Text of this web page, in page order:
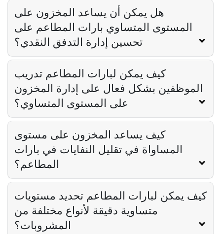
هل يمكن أن يساعد المخزون على
المستوى المتساوي بارات المطاعم على
تحسين إدارة التدفق النقدي؟
كيف يمكن لبارات المطاعم تدريب
الموظفين بشكل فعال على إدارة المخزون
على المستوى المتساوي؟
كيف يساعد المخزون على مستوى
المساواة في تقليل النفايات في بارات
المطاعم؟
كيف يمكن لبارات المطاعم تحديد مستويات
متساوية دقيقة لأنواع مختلفة من
المشروبات؟